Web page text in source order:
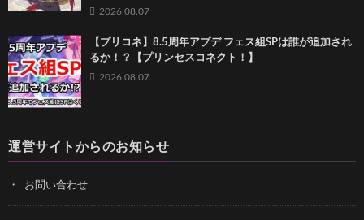
2026.08.07
【プリコネ】8.5周年アプデ フェス組SPは誰が追加され
るか！？【プリンセスコネクト！】
2026.08.07
運営サイトからのお知らせ
お問い合わせ